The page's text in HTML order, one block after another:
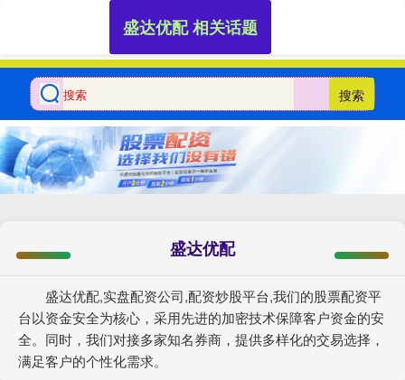
搜索
盛达优配
盛达优配,实盘配资公司,配资炒股平台,我们的股票配资平
台以资金安全为核心，采用先进的加密技术保障客户资金的安
全。同时，我们对接多家知名券商，提供多样化的交易选择，
满足客户的个性化需求。
盛达优配 相关话题